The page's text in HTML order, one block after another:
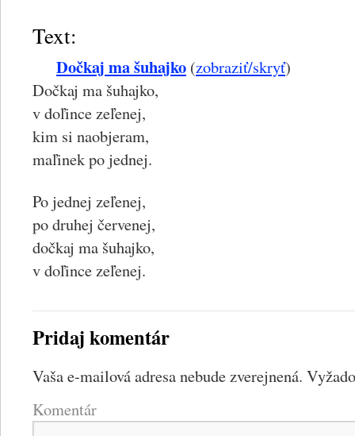
Text:
Dočkaj ma šuhajko (zobraziť/skryť)
Dočkaj ma šuhajko,
v doľince zeľenej,
kim si naobjeram,
maľinek po jednej.
Po jednej zeľenej,
po druhej červenej,
dočkaj ma šuhajko,
v doľince zeľenej.
Pridaj komentár
Vaša e-mailová adresa nebude zverejnená.
Komentár